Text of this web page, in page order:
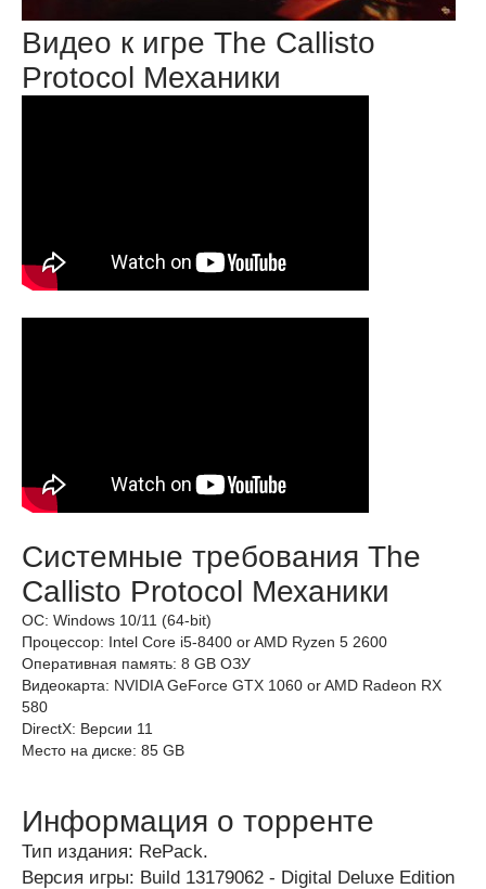
Видео к игре The Callisto
Protocol Механики
Системные требования The
Callisto Protocol Механики
ОС: Windows 10/11 (64-bit)
Процессор: Intel Core i5-8400 or AMD Ryzen 5 2600
Оперативная память: 8 GB ОЗУ
Видеокарта: NVIDIA GeForce GTX 1060 or AMD Radeon RX
580
DirectX: Версии 11
Место на диске: 85 GB
Информация о торренте
Тип издания: RePack.
Версия игры: Build 13179062 - Digital Deluxe Edition